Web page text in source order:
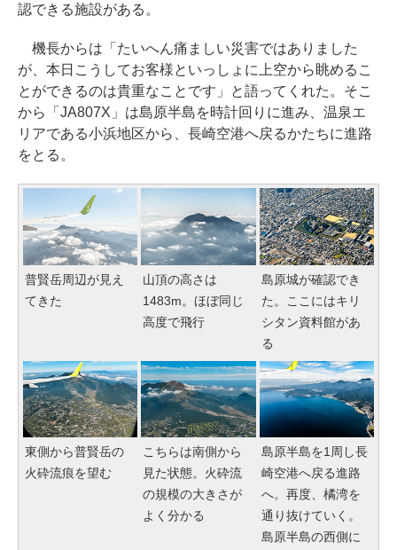
認できる施設がある。
機長からは「たいへん痛ましい災害ではありました
が、本日こうしてお客様といっしょに上空から眺めるこ
とができるのは貴重なことです」と語ってくれた。そこ
から「JA807X」は島原半島を時計回りに進み、温泉エ
リアである小浜地区から、長崎空港へ戻るかたちに進路
をとる。
普賢岳周辺が見え
てきた
山頂の高さは
1483m。ほぼ同じ
高度で飛行
島原城が確認でき
た。ここにはキリ
シタン資料館があ
る
東側から普賢岳の
火砕流痕を望む
こちらは南側から
見た状態。火砕流
の規模の大きさが
よく分かる
島原半島を1周し長
崎空港へ戻る進路
へ。再度、橘湾を
通り抜けていく。
島原半島の西側に